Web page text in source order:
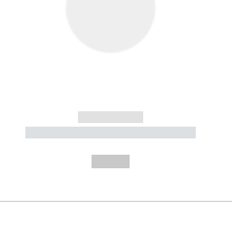
------------
----------- ----------- --------